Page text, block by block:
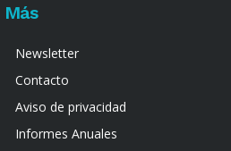
Más
Newsletter
Contacto
Aviso de privacidad
Informes Anuales